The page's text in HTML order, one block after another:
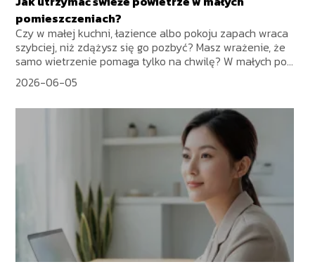
pomieszczeniach?
Czy w małej kuchni, łazience albo pokoju zapach wraca
szybciej, niż zdążysz się go pozbyć? Masz wrażenie, że
samo wietrzenie pomaga tylko na chwilę? W małych po...
2026-06-05